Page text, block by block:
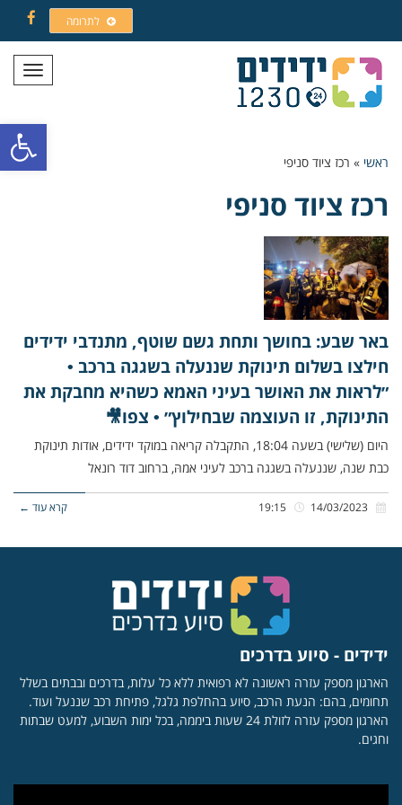
פתח
לתרומה
תפריט
ראשי » רכז ציוד סניפי
רכז ציוד סניפי
באר שבע: בחושך ותחת גשם שוטף, מתנדבי ידידים
חילצו בשלום תינוקת שננעלה בשגגה ברכב •
״לראות את האושר בעיני האמא כשהיא מחבקת את
התינוקת, זו העוצמה שבחילוץ״ • צפו🎥
היום (שלישי) בשעה 18:04, התקבלה קריאה במוקד ידידים, אודות תינוקת
כבת שנה, שננעלה בשגגה ברכב לעיני אמהּ, ברחוב דוד רונאל
קרא עוד ←
ידידים - סיוע בדרכים
הארגון מספק עזרה ראשונה לא רפואית ללא כל עלות, בדרכים ובבתים בשלל
תחומים, בהם: הנעת הרכב, סיוע בהחלפת גלגל, פתיחת רכב שננעל ועוד.
הארגון מספק עזרה לזולת 24 שעות ביממה, בכל ימות השבוע, למעט שבתות
וחגים.